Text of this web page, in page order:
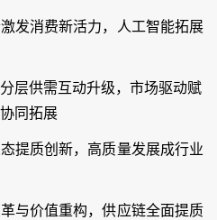
发消费新活力，人工智能拓展
层供需互动升级，市场驱动赋
同拓展
提质创新，高质量发展成行业
与价值重构，供应链全面提质